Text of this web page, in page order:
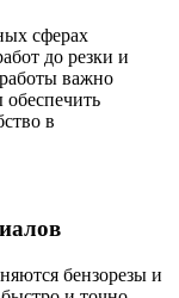
сферах
до резки и
важно
в
бензорезы и